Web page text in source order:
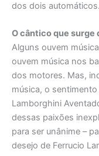
dos dois automáticos.
O cântico que surge
Alguns ouvem
ouvem música nos
dos motores. Mas,
música, o
Lamborghini
dessas paixões
para ser unânime –
desejo de Ferrucio